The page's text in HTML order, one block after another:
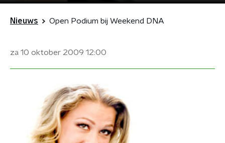
Nieuws Open Podium bij Weekend DNA
za 10 oktober 2009 12:00